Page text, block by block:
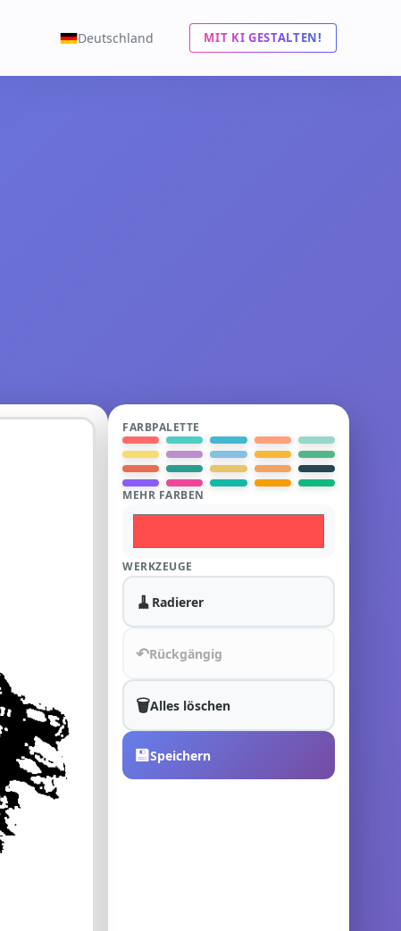
Deutschland MIT KI GESTALTEN!
FARBPALETTE
MEHR FARBEN
WERKZEUGE
🧹 Radierer
↶Rückgängig
🗑️Alles löschen
💾Speichern